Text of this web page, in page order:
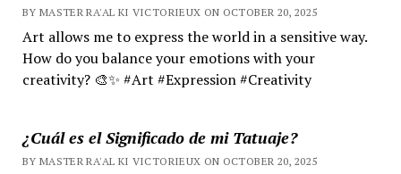
BY MASTER RA'AL KI VICTORIEUX ON OCTOBER 20, 2025
Art allows me to express the world in a sensitive way.
How do you balance your emotions with your
creativity? 🎨✨ #Art #Expression #Creativity
¿Cuál es el Significado de mi Tatuaje?
BY MASTER RA'AL KI VICTORIEUX ON OCTOBER 20, 2025